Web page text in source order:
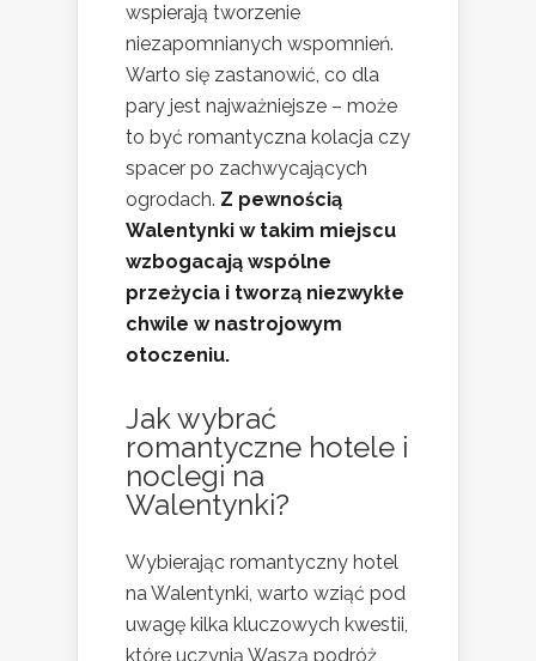
wspierają tworzenie
niezapomnianych wspomnień.
Warto się zastanowić, co dla
pary jest najważniejsze – może
to być romantyczna kolacja czy
spacer po zachwycających
ogrodach. Z pewnością
Walentynki w takim miejscu
wzbogacają wspólne
przeżycia i tworzą niezwykłe
chwile w nastrojowym
otoczeniu.
Jak wybrać
romantyczne hotele i
noclegi na
Walentynki?
Wybierając romantyczny hotel
na Walentynki, warto wziąć pod
uwagę kilka kluczowych kwestii,
które uczynią Waszą podróż